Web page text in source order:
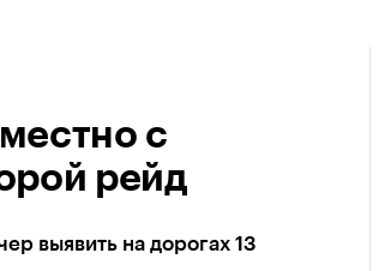
с
рейд
выявить на дорогах 13